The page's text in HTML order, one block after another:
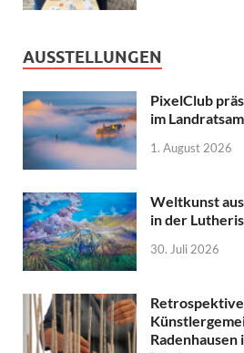
AUSSTELLUNGEN
PixelClub
im
1. August 2026
Weltkunst aus
in der
30. Juli 2026
Radenhausen